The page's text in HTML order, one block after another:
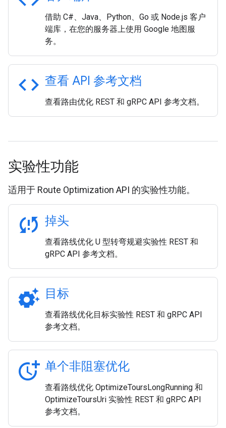
借助 C#、Java、Python、Go 或 Node.js 客户
端库，在您的服务器上使用 Google 地图服
务。
code 查看 API 参考文档
查看路由优化 REST 和 gRPC API 参考文档。
实验性功能
适用于 Route Optimization API 的实验性功能。
sync_problem 掉头
查看路线优化 U 型转弯规避实验性 REST 和
gRPC API 参考文档。
settings_suggest 目标
查看路线优化目标实验性 REST 和 gRPC API
参考文档。
more_time 单个非阻塞优化
查看路线优化 OptimizeToursLongRunning 和
OptimizeToursUri 实验性 REST 和 gRPC API
参考文档。